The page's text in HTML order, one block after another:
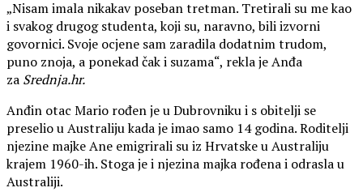
„Nisam imala nikakav poseban tretman. Tretirali su me kao
i svakog drugog studenta, koji su, naravno, bili izvorni
govornici. Svoje ocjene sam zaradila dodatnim trudom,
puno znoja, a ponekad čak i suzama“, rekla je Anđa
za Srednja.hr.
Anđin otac Mario rođen je u Dubrovniku i s obitelji se
preselio u Australiju kada je imao samo 14 godina. Roditelji
njezine majke Ane emigrirali su iz Hrvatske u Australiju
krajem 1960-ih. Stoga je i njezina majka rođena i odrasla u
Australiji.